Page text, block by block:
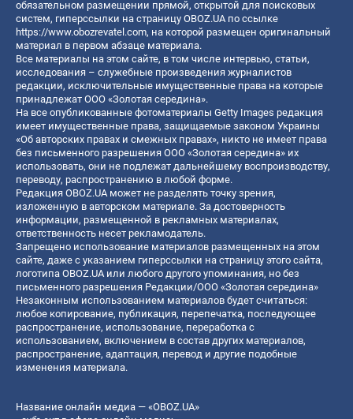
обязательном размещении прямой, открытой для поисковых
систем, гиперссылки на страницу OBOZ.UA по ссылке
https://www.obozrevatel.com, на которой размещен оригинальный
материал в первом абзаце материала.
Все материалы на этом сайте, в том числе интервью, статьи,
исследования – служебные произведения журналистов
редакции, исключительные имущественные права на которые
принадлежат ООО «Золотая середина».
На все опубликованные фотоматериалы Getty Images редакция
имеет имущественные права, защищаемые законом Украины
«Об авторских правах и смежных правах», никто не имеет права
без письменного разрешения ООО «Золотая середина» их
использовать, они не подлежат дальнейшему воспроизводству,
переводу, распространению в любой форме.
Редакция OBOZ.UA может не разделять точку зрения,
изложенную в авторском материале. За достоверность
информации, размещенной в рекламных материалах,
ответственность несет рекламодатель.
Запрещено использование материалов размещенных на этом
сайте, даже с указанием гиперссылки на страницу этого сайта,
логотипа OBOZ.UA или любого другого упоминания, но без
письменного разрешения Редакции/ООО «Золотая середина»
Незаконным использованием материалов будет считаться:
любое копирование, публикация, перепечатка, последующее
распространение, использование, переработка с
использованием, включением в состав других материалов,
распространение, адаптация, перевод и другие подобные
изменения материала.
Название онлайн медиа — «OBOZ.UA»